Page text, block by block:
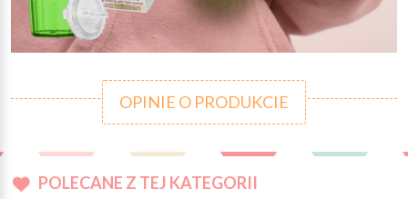
OPINIE O PRODUKCIE
POLECANE Z TEJ KATEGORII